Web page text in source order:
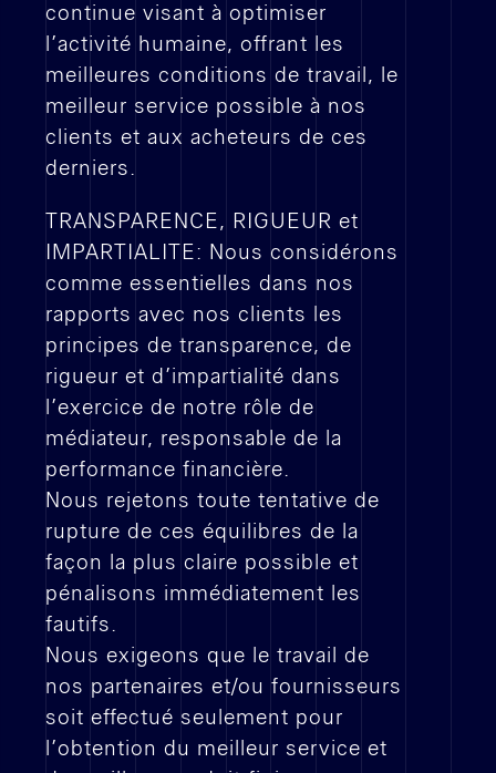
continue visant à optimiser
l’activité humaine, offrant les
meilleures conditions de travail, le
meilleur service possible à nos
clients et aux acheteurs de ces
derniers.
TRANSPARENCE, RIGUEUR et
IMPARTIALITE: Nous considérons
comme essentielles dans nos
rapports avec nos clients les
principes de transparence, de
rigueur et d’impartialité dans
l’exercice de notre rôle de
médiateur, responsable de la
performance financière.
Nous rejetons toute tentative de
rupture de ces équilibres de la
façon la plus claire possible et
pénalisons immédiatement les
fautifs.
Nous exigeons que le travail de
nos partenaires et/ou fournisseurs
soit effectué seulement pour
l’obtention du meilleur service et